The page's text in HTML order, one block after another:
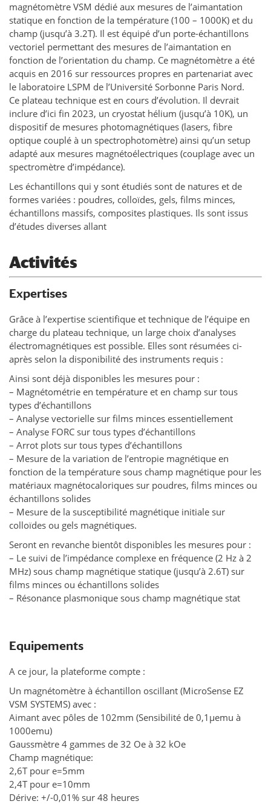
magnétomètre VSM dédié aux mesures de l’aimantation
statique en fonction de la température (100 – 1000K) et du
champ (jusqu’à 3.2T). Il est équipé d’un porte-échantillons
vectoriel permettant des mesures de l’aimantation en
fonction de l’orientation du champ. Ce magnétomètre a été
acquis en 2016 sur ressources propres en partenariat avec
le laboratoire LSPM de l’Université Sorbonne Paris Nord.
Ce plateau technique est en cours d’évolution. Il devrait
inclure d’ici fin 2023, un cryostat hélium (jusqu’à 10K), un
dispositif de mesures photomagnétiques (lasers, fibre
optique couplé à un spectrophotomètre) ainsi qu’un setup
adapté aux mesures magnétoélectriques (couplage avec un
spectromètre d’impédance).
Les échantillons qui y sont étudiés sont de natures et de
formes variées : poudres, colloïdes, gels, films minces,
échantillons massifs, composites plastiques. Ils sont issus
d’études diverses allant
Activités
Expertises
Grâce à l’expertise scientifique et technique de l’équipe en
charge du plateau technique, un large choix d’analyses
électromagnétiques est possible. Elles sont résumées ci-
après selon la disponibilité des instruments requis :
Ainsi sont déjà disponibles les mesures pour :
– Magnétométrie en température et en champ sur tous
types d’échantillons
– Analyse vectorielle sur films minces essentiellement
– Analyse FORC sur tous types d’échantillons
– Arrot plots sur tous types d’échantillons
– Mesure de la variation de l’entropie magnétique en
fonction de la température sous champ magnétique pour les
matériaux magnétocaloriques sur poudres, films minces ou
échantillons solides
– Mesure de la susceptibilité magnétique initiale sur
colloïdes ou gels magnétiques.
Seront en revanche bientôt disponibles les mesures pour :
– Le suivi de l’impédance complexe en fréquence (2 Hz à 2
MHz) sous champ magnétique statique (jusqu’à 2.6T) sur
films minces ou échantillons solides
– Résonance plasmonique sous champ magnétique stat
Equipements
A ce jour, la plateforme compte :
Un magnétomètre à échantillon oscillant (MicroSense EZ
VSM SYSTEMS) avec :
Aimant avec pôles de 102mm (Sensibilité de 0,1µemu à
1000emu)
Gaussmètre 4 gammes de 32 Oe à 32 kOe
Champ magnétique:
2,6T pour e=5mm
2,4T pour e=10mm
Dérive: +/-0,01% sur 48 heures